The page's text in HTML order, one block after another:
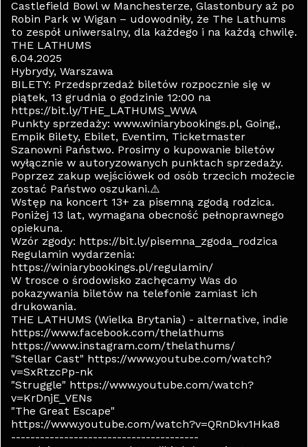
Castlefield Bowl w Manchesterze, Glastonbury aż po
Robin Park w Wigan – udowodniły, że The Lathums
to zespół uniwersalny, dla każdego i na każdą chwilę.
THE LATHUMS
6.04.2025
Hybrydy, Warszawa
BILETY: Przedsprzedaż biletów rozpocznie się w
piątek, 13 grudnia o godzinie 12:00 na
https://bit.ly/THE_LATHUMS_WWA
Punkty sprzedaży: www.winiarybookings.pl, Going,,
Empik Bilety, Ebilet, Eventim, Ticketmaster
Szanowni Państwo. Prosimy o kupowanie biletów
wyłącznie w autoryzowanych punktach sprzedaży.
Poprzez zakup wejściówek od osób trzecich możecie
zostać Państwo oszukani.⚠️
Wstęp na koncert 13+ za pisemną zgodą rodzica.
Poniżej 13 lat, wymagana obecność pełnoprawnego
opiekuna.
Wzór zgody: https://bit.ly/pisemna_zgoda_rodzica
Regulamin wydarzenia:
https://winiarybookings.pl/regulamin/
W trosce o środowisko zachęcamy Was do
pokazywania biletów na telefonie zamiast ich
drukowania.
THE LATHUMS (Wielka Brytania) - alternative, indie
https://www.facebook.com/thelathums
https://www.instagram.com/thelathums/
"Stellar Cast" https://www.youtube.com/watch?
v=SxRtzcPp-nk
"Struggle" https://www.youtube.com/watch?
v=KrDnjE_VENs
"The Great Escape"
https://www.youtube.com/watch?v=QRnDkv1Hka8
---------------------------------------